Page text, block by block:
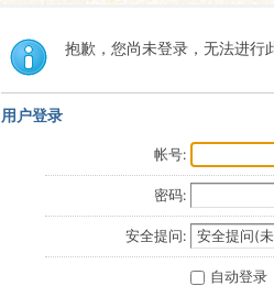
抱歉，您尚未登录，无法进行
用户登录
帐号:
密码:
安全提问:
自动登录